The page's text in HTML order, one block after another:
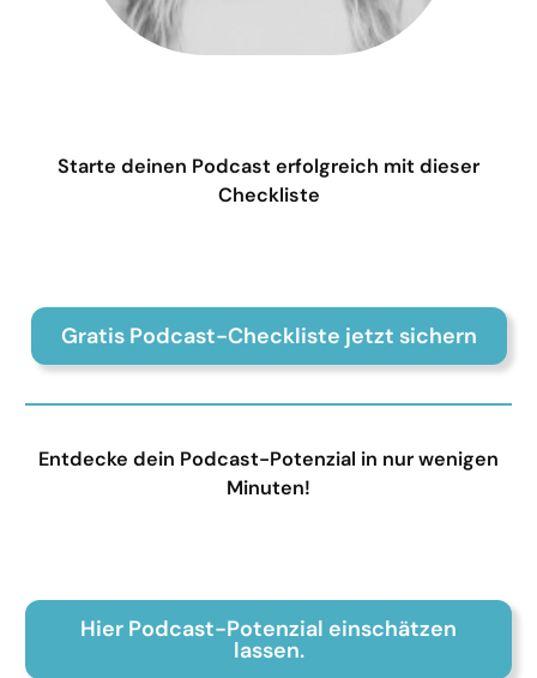
Starte deinen Podcast erfolgreich mit dieser
Checkliste
Gratis Podcast-Checkliste jetzt sichern
Entdecke dein Podcast-Potenzial in nur wenigen
Minuten!
Hier Podcast-Potenzial einschätzen
lassen.